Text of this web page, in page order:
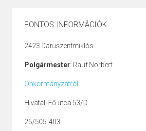
FONTOS INFORMÁCIÓK
2423 Daruszentmiklós
Polgármester: Rauf Norbert
Önkormányzatról
Hivatal: Fő utca 53/D.
25/505-403